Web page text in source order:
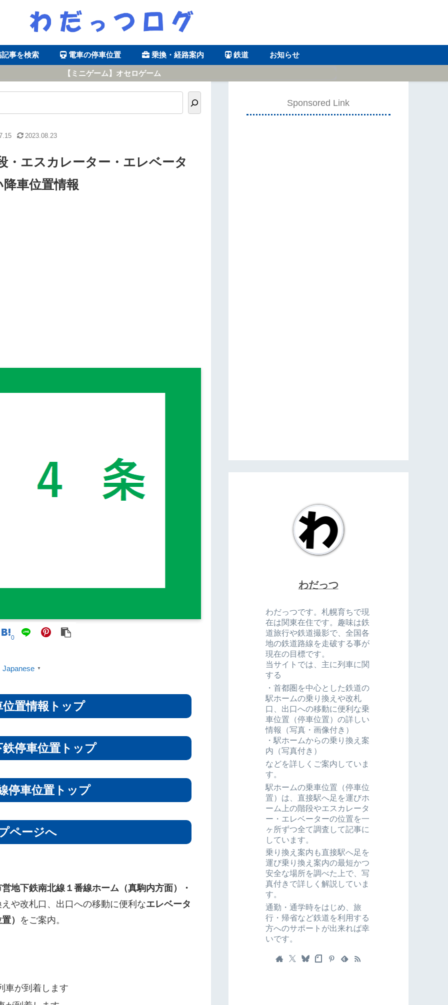
事を検索 電車の停車位置 乗換・経路案内 鉄道 お知らせ
【ミニゲーム】オセロゲーム
・エスカレーター・エレベータ
車位置情報
0
2023.08.23
Japanese ▼
置情報トップ
停車位置トップ
停車位置トップ
ページへ
地下鉄南北線１番線ホーム（真駒内方面）・
や改札口、出口への移動に便利なエレベータ
）
をご案内。
車が到着します
Sponsored Link
わだっつ
わだっつです。札幌育ちで現
在は関東在住です。趣味は鉄
道旅行や鉄道撮影で、全国各
地の鉄道路線を走破する事が
現在の目標です。
当サイトでは、主に列車に関
する
・首都圏を中心とした鉄道の
駅ホームの乗り換えや改札
口、出口への移動に便利な乗
車位置（停車位置）の詳しい
情報（写真・画像付き）
・駅ホームからの乗り換え案
内（写真付き）
などを詳しくご案内していま
す。
駅ホームの乗車位置（停車位
置）は、直接駅へ足を運びホ
ーム上の階段やエスカレータ
ー・エレベーターの位置を一
ヶ所ずつ全て調査して記事に
しています。
乗り換え案内も直接駅へ足を
運び乗り換え案内の最短かつ
安全な場所を調べた上で、写
真付きで詳しく解説していま
す。
通勤・通学時をはじめ、旅
行・帰省など鉄道を利用する
方へのサポートが出来れば幸
いです。